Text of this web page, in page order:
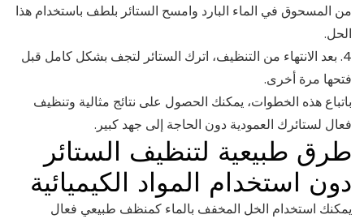
من المسحوق في الماء البارد وامسح الستائر بلطف باستخدام هذا
الحل.
4. بعد الانتهاء من التنظيف، اترك الستائر لتجف بشكل كامل قبل
فتحها مرة أخرى.
باتباع هذه الخطوات، يمكنك الحصول على نتائج مثالية وتنظيف
فعال لستائرك العمودية دون الحاجة إلى جهد كبير.
طرق طبيعية لتنظيف الستائر
دون استخدام المواد الكيميائية
يمكنك استخدام الخل المخفف بالماء كمنظف طبيعي فعال